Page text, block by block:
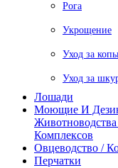
Рога
Укрощение
Уход за
Уход за
Лошади
Моющие И
Комплексов
Овцеводство /
Перчатки